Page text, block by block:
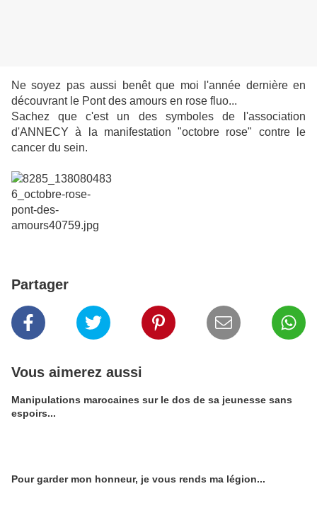
Ne soyez pas aussi benêt que moi l'année dernière en
découvrant le Pont des amours en rose fluo...
Sachez que c'est un des symboles de l'association
d'ANNECY à la manifestation "octobre rose" contre le
cancer du sein.
Partager
Vous aimerez aussi
Manipulations marocaines sur le dos de sa jeunesse sans
espoirs...
Pour garder mon honneur, je vous rends ma légion...